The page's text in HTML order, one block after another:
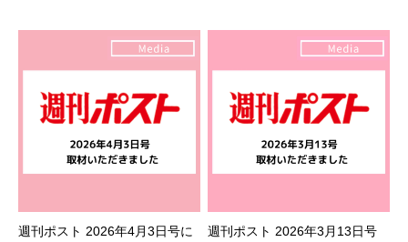
週刊ポスト 2026年4月3日号に
週刊ポスト 2026年3月13日号